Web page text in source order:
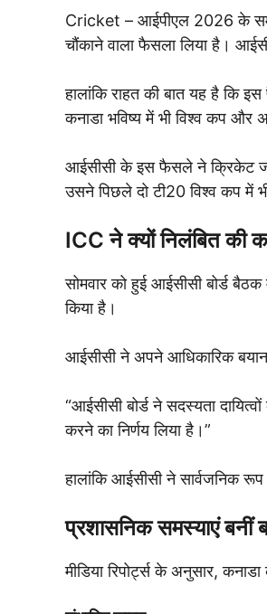
Cricket – आईपीएल 2026 के
चौंकाने वाला फैसला लिया है।
हालांकि राहत की बात यह है कि
कनाडा भविष्य में भी विश्व कप और
आईसीसी के इस फैसले ने क्रिकेट
उसने पिछले दो टी20 विश्व कप में
ICC ने क्यों निलंबित की
सोमवार को हुई आईसीसी बोर्ड
किया है।
आईसीसी ने अपने आधिकारिक
“आईसीसी बोर्ड ने सदस्यता
करने का निर्णय लिया है।”
हालांकि आईसीसी ने सार्वजनिक
प्रशासनिक समस्याएं बनीं
मीडिया रिपोर्ट्स के अनुसार,